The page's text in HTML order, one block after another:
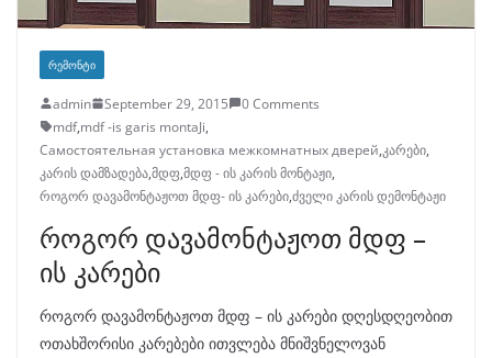
ᲠᲔᲛᲝᲜᲢᲘ
admin September 29, 2015
0 Comments
mdf,mdf -is garis montaJi,
Самостоятельная установка межкомнатных дверей,კარები,
კარის დამზადება,მდფ,მდფ - ის კარის მონტაჟი,
როგორ დავამონტაჟოთ მდფ- ის კარები,ძველი კარის დემონტაჟი
როგორ დავამონტაჟოთ მდფ –
ის კარები
როგორ დავამონტაჟოთ მდფ – ის კარები დღესდღეობით
ოთახშორისი კარებები ითვლება მნიშვნელოვან